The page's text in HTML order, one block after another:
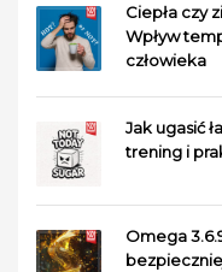
Ciepła czy
Wpływ
człowieka
Jak ugasić
trening i
Omega